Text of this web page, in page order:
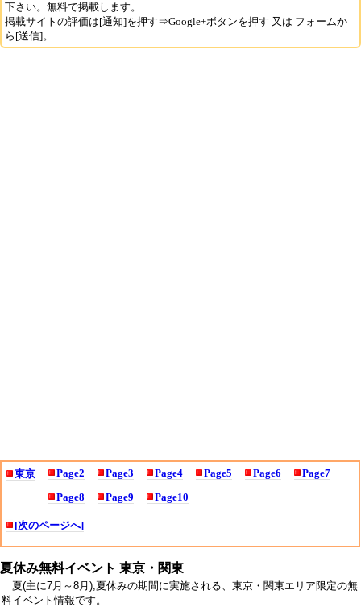
下さい。無料で掲載します。
掲載サイトの評価は[通知]を押す⇒Google+ボタンを押す 又は フォームか
ら[送信]。
東京 Page2 Page3 Page4 Page5 Page6
Page7
Page8
Page9 Page10
[次のページへ]
夏休み無料イベント 東京・関東
夏(主に7月～8月),夏休みの期間に実施される、東京・関東エリア限定の無
料イベント情報です。